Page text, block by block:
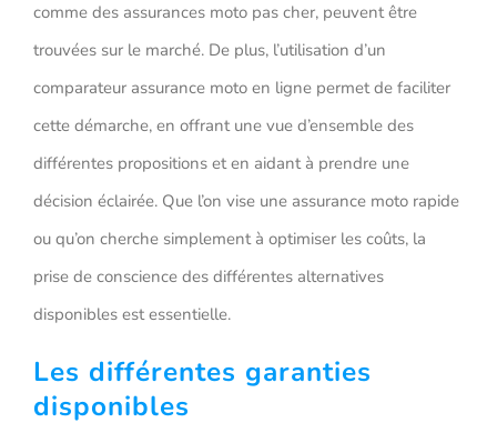
comme des assurances moto pas cher, peuvent être
trouvées sur le marché. De plus, l’utilisation d’un
comparateur assurance moto en ligne permet de faciliter
cette démarche, en offrant une vue d’ensemble des
différentes propositions et en aidant à prendre une
décision éclairée. Que l’on vise une assurance moto rapide
ou qu’on cherche simplement à optimiser les coûts, la
prise de conscience des différentes alternatives
disponibles est essentielle.
Les différentes garanties
disponibles